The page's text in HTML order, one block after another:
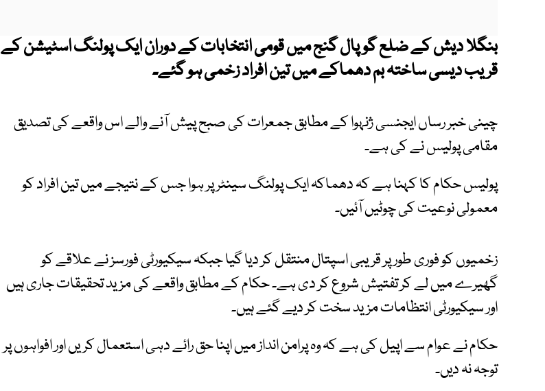
بنگلا دیش کے ضلع گوپال گنج میں قومی انتخابات کے دوران ایک پولنگ اسٹیشن کے
قریب دیسی ساختہ بم دھماکے میں تین افراد زخمی ہو گئے۔
چینی خبر رساں ایجنسی ژنہوا کے مطابق جمعرات کی صبح پیش آنے والے اس واقعے کی تصدیق
مقامی پولیس نے کی ہے۔
پولیس حکام کا کہنا ہے کہ دھماکہ ایک پولنگ سینٹر پر ہوا جس کے نتیجے میں تین افراد کو
معمولی نوعیت کی چوٹیں آئیں۔
زخمیوں کو فوری طور پر قریبی اسپتال منتقل کر دیا گیا جبکہ سیکیورٹی فورسز نے علاقے کو
گھیرے میں لے کر تفتیش شروع کر دی ہے۔ حکام کے مطابق واقعے کی مزید تحقیقات جاری ہیں
اور سیکیورٹی انتظامات مزید سخت کر دیے گئے ہیں۔
حکام نے عوام سے اپیل کی ہے کہ وہ پرامن انداز میں اپنا حق رائے دہی استعمال کریں اور افواہوں پر
توجہ نہ دیں۔